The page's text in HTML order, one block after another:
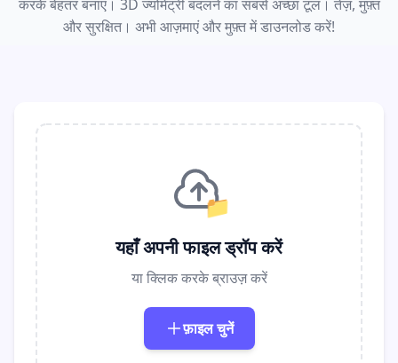
करके बेहतर बनाएं। 3D ज्योमेट्री बदलने का सबसे अच्छा टूल। तेज़, मुफ़्त
और सुरक्षित। अभी आज़माएं और मुफ़्त में डाउनलोड करें!
📁
यहाँ अपनी फाइल ड्रॉप करें
या क्लिक करके ब्राउज़ करें
फ़ाइल चुनें